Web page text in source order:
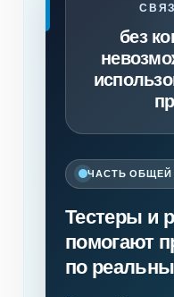
без
ЧАСТЬ
Тестеры и
помогают
по